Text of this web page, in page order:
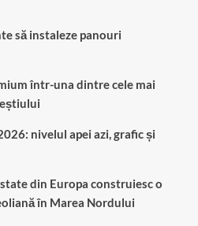
să instaleze panouri
într-una dintre cele mai
nivelul apei azi, grafic și
din Europa construiesc o
în Marea Nordului